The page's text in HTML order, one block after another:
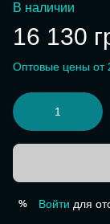
В наличии
16 130
Оптовые цены от
% Войти для